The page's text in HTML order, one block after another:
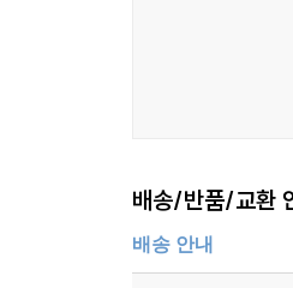
배송/반품/교환
배송 안내